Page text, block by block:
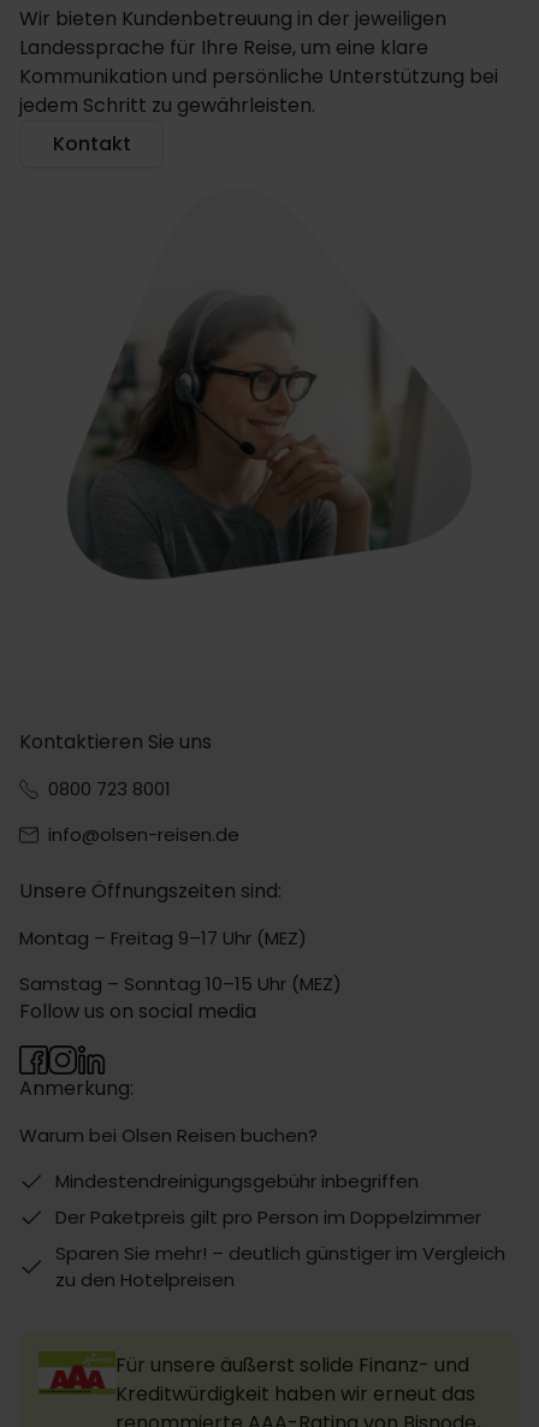
Wir bieten Kundenbetreuung in der jeweiligen
Landessprache für Ihre Reise, um eine klare
Kommunikation und persönliche Unterstützung bei
jedem Schritt zu gewährleisten.
Kontakt
Kontaktieren Sie uns
0800 723 8001
info@olsen-reisen.de
Unsere Öffnungszeiten sind:
Montag – Freitag 9–17 Uhr (MEZ)
Samstag – Sonntag 10–15 Uhr (MEZ)
Anmerkung:
Warum bei Olsen Reisen buchen?
Mindestendreinigungsgebühr inbegriffen
Der Paketpreis gilt pro Person im Doppelzimmer
Sparen Sie mehr! – deutlich günstiger im Vergleich
zu den Hotelpreisen
Follow us on social media
Für unsere äußerst solide Finanz- und
Kreditwürdigkeit haben wir erneut das